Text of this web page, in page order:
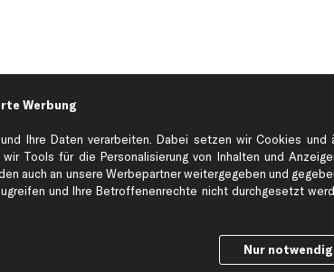
& Support Top Produkte
Bremssattel
Werbung
Ihre Daten verarbeiten. Dabei setzen wir Cookies und
Tools für die Personalisierung von Inhalten und
auch an unsere Werbepartner weitergegeben und
und Ihre Betroffenenrechte nicht durchgesetzt
Nur